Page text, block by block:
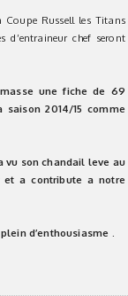
Coupe Russell les Titans
d’entraineur chef seront
une fiche de 69
2014/15 comme
vu son chandail leve au
a contribute a notre
d’enthousiasme .